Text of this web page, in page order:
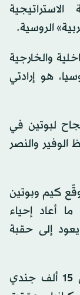
الروسية.
والخارجية
هو إرادتي
لبوتين في
الوفير والنصر
أنه في يونيو (حزيران) 2024، وقّع كيم وبوتين
أعاد إحياء
إلى حقبة
وبعد التوقيع، نشرت بيونغ يانغ حوالي 15 ألف جندي